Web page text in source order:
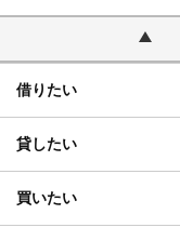
借りたい
貸したい
買いたい